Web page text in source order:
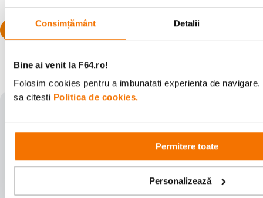
Consimțământ Detalii
Bine ai venit la F64.ro!
Folosim cookies pentru a imbunatati experienta de
sa citesti Politica de cookies.
Permitere toate
Personalizează
Populare în aceeași categorie